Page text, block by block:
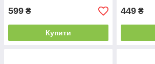
599 ₴
Купити
449 ₴